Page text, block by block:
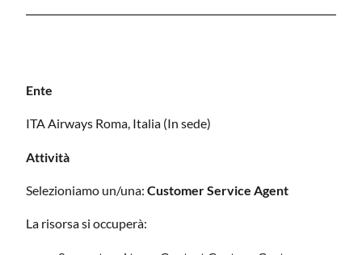
Ente
ITA Airways Roma, Italia (In sede)
Attività
Selezioniamo un/una: Customer Service Agent
La risorsa si occuperà: